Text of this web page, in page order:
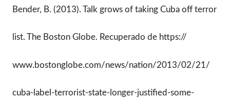
Bender, B. (2013). Talk grows of taking Cuba off terror
list. The Boston Globe. Recuperado de https://
www.bostonglobe.com/news/nation/2013/02/21/
cuba-label-terrorist-state-longer-justified-some-